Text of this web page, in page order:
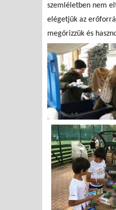
szemléletben nem
elégetjük az
megőrizzük és